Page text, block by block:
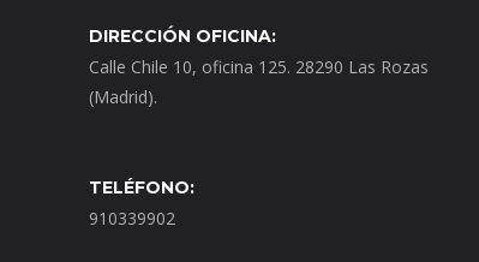
DIRECCIÓN OFICINA:
Calle Chile 10, oficina 125. 28290 Las Rozas
(Madrid).
TELÉFONO:
910339902